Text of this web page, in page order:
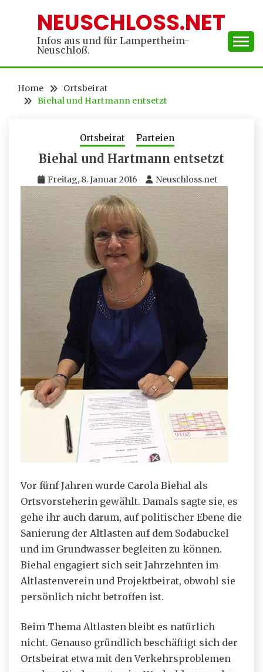
NEUSCHLOSS.NET
Infos aus und für Lampertheim-
Neuschloß.
Home
Ortsbeirat
Biehal und Hartmann entsetzt
Ortsbeirat Parteien
Biehal und Hartmann entsetzt
Freitag, 8. Januar 2016 Neuschloss.net
Vor fünf Jahren wurde Carola Biehal als
Ortsvorsteherin gewählt. Damals sagte sie, es
gehe ihr auch darum, auf politischer Ebene die
Sanierung der Altlasten auf dem Sodabuckel
und im Grundwasser begleiten zu können.
Biehal engagiert sich seit Jahrzehnten im
Altlastenverein und Projektbeirat, obwohl sie
persönlich nicht betroffen ist.
Beim Thema Altlasten bleibt es natürlich
nicht. Genauso gründlich beschäftigt sich der
Ortsbeirat etwa mit den Verkehrsproblemen